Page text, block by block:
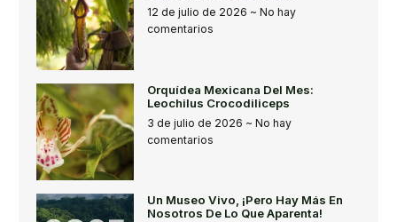
12 de julio de 2026
No hay
comentarios
Orquídea Mexicana Del Mes:
Leochilus Crocodiliceps
3 de julio de 2026
No hay
comentarios
Un Museo Vivo, ¡pero Hay Más En
Nosotros De Lo Que Aparenta!